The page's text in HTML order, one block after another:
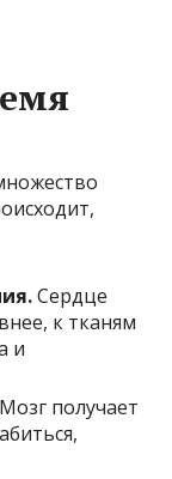
Сердце
к тканям
и
Мозг получает